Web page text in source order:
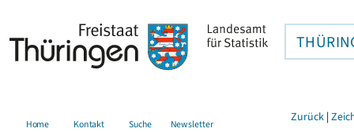
Home Kontakt Suche Newsletter Zurück |